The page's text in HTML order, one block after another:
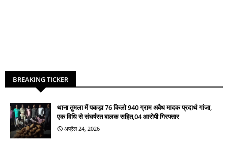
BREAKING TICKER
थाना तुमला में पकड़ा 76 किलो 940 ग्राम अवैध मादक प्रदार्थ गांजा,
एक विधि से संघर्षरत बालक सहित,04 आरोपी गिरफ्तार
अप्रैल 24, 2026